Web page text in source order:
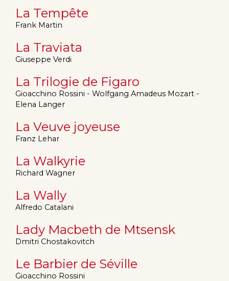
La Tempête
Frank Martin
La Traviata
Giuseppe Verdi
La Trilogie de Figaro
Gioacchino Rossini - Wolfgang Amadeus Mozart -
Elena Langer
La Veuve joyeuse
Franz Lehar
La Walkyrie
Richard Wagner
La Wally
Alfredo Catalani
Lady Macbeth de Mtsensk
Dmitri Chostakovitch
Le Barbier de Séville
Gioacchino Rossini